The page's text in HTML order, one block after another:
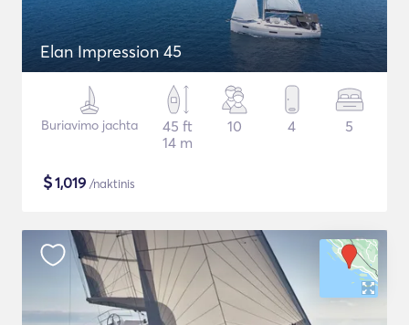
Elan Impression 45
Buriavimo jachta
45 ft
14 m
10 4 5
$1,019 /naktinis